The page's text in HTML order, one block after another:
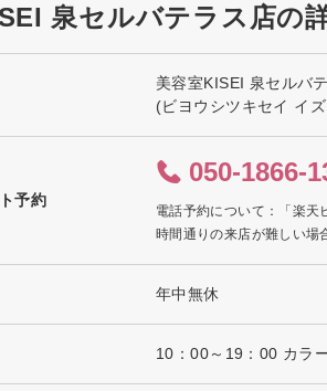
泉セルバテラス店の
美容室KISEI 泉セルバ
(ビヨウシツキセイ イ
予約
050-1866-
電話予約について：「楽天
時間通りの来店が難しい場
年中無休
10：00～19：00 カラ